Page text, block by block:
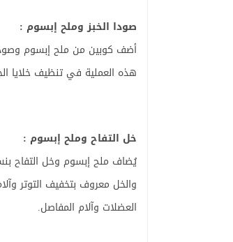
صودا الخبز وملح إبسوم :
أضف كوبين من ملح إبسوم
هذه العملية في تنظيف خلايا
خل التفاح وملح إبسوم :
والخل معروف بتخفيف التوتر
العضلات وآلام المفاصل.